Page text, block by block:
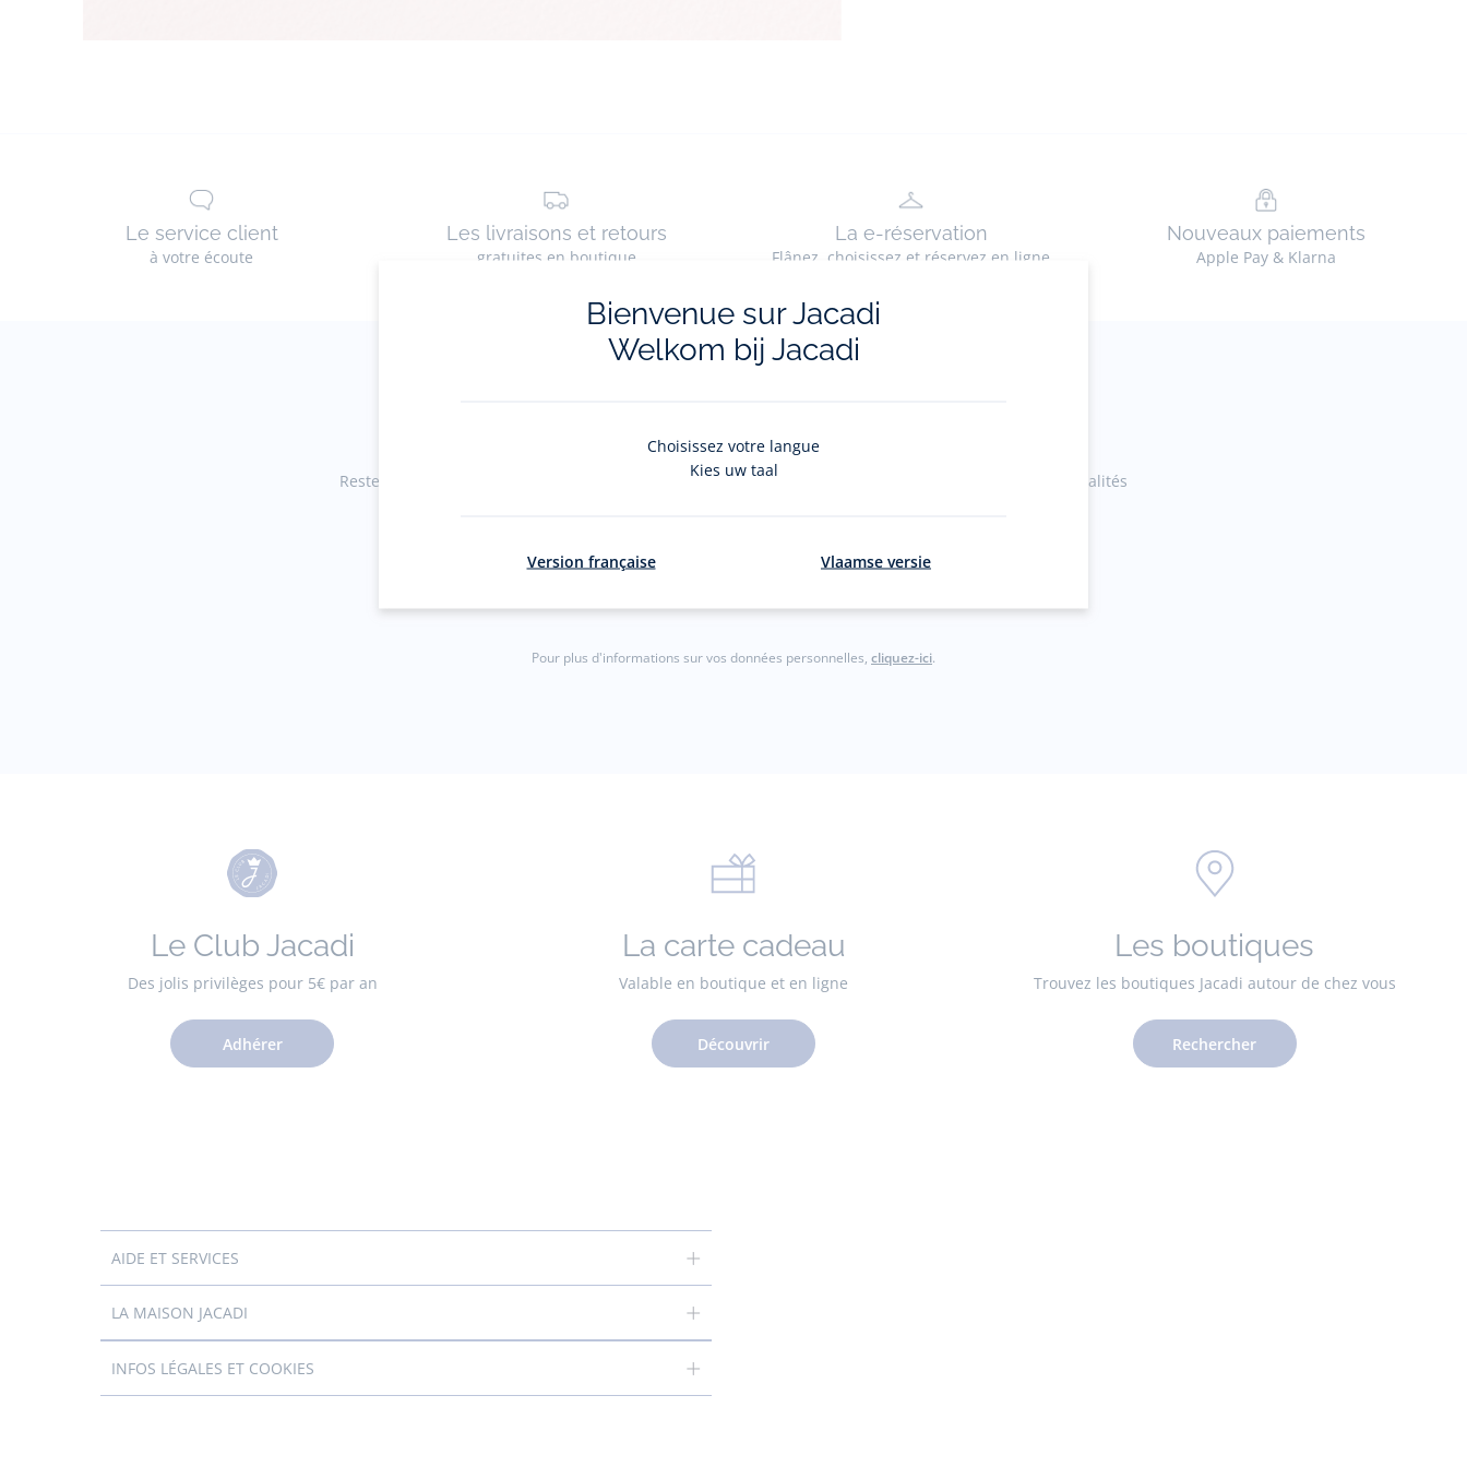
Le service client
à votre écoute
Les livraisons et retours
gratuites en boutique
La e-réservation
Flânez, choisissez et réservez en ligne
Nouveaux paiements
Apple Pay & Klarna
Restez informés des nouveautés Jacadi : ventes privées, offres exclusives, nouvelles collections et actualités
S'inscrire
Pour plus d'informations sur vos données personnelles, cliquez-ici.
Le Club Jacadi
Des jolis privilèges pour 5€ par an
Adhérer
La carte cadeau
Valable en boutique et en ligne
Découvrir
Les boutiques
Trouvez les boutiques Jacadi autour de chez vous
Rechercher
AIDE ET SERVICES
LA MAISON JACADI
INFOS LÉGALES ET COOKIES
Bienvenue sur Jacadi
Welkom bij Jacadi
Choisissez votre langue
Kies uw taal
Version française Vlaamse versie